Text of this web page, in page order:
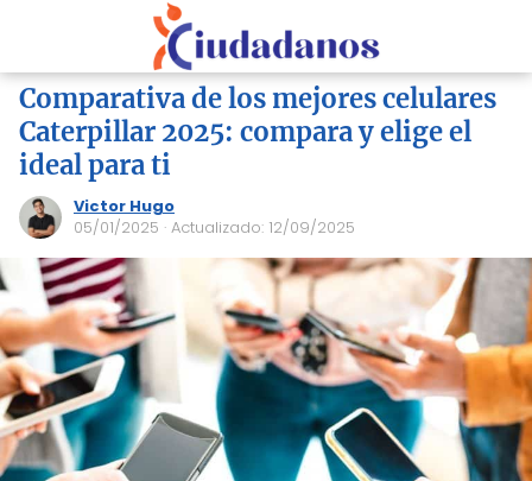
Comparativa de los mejores celulares
Caterpillar 2025: compara y elige el
ideal para ti
Victor Hugo
05/01/2025 · Actualizado: 12/09/2025